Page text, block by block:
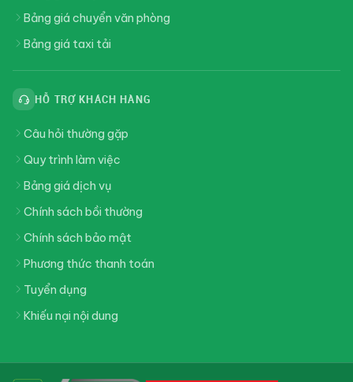
Bảng giá chuyển văn phòng
Bảng giá taxi tải
HỖ TRỢ KHÁCH HÀNG
Câu hỏi thường gặp
Quy trình làm việc
Bảng giá dịch vụ
Chính sách bồi thường
Chính sách bảo mật
Phương thức thanh toán
Tuyển dụng
Khiếu nại nội dung